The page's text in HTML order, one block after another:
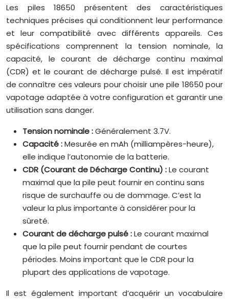
Les piles 18650 présentent des caractéristiques
techniques précises qui conditionnent leur performance
et leur compatibilité avec différents appareils. Ces
spécifications comprennent la tension nominale, la
capacité, le courant de décharge continu maximal
(CDR) et le courant de décharge pulsé. Il est impératif
de connaître ces valeurs pour choisir une pile 18650 pour
vapotage adaptée à votre configuration et garantir une
utilisation sans danger.
Tension nominale :Généralement 3.7V.
Capacité :Mesurée en mAh (milliampères-heure),
elle indique l’autonomie de la batterie.
CDR (Courant de Décharge Continu) :Le courant
maximal que la pile peut fournir en continu sans
risque de surchauffe ou de dommage. C’est la
valeur la plus importante à considérer pour la
sûreté.
Courant de décharge pulsé :Le courant maximal
que la pile peut fournir pendant de courtes
périodes. Moins important que le CDR pour la
plupart des applications de vapotage.
Il est également important d’acquérir un vocabulaire